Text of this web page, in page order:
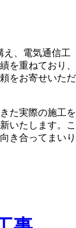
え、電気通信工
を重ねており、
をお寄せいただ
た実際の施工を
いたします。こ
き合ってまいり